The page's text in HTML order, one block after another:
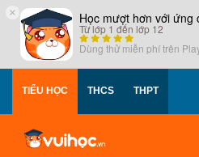
× Học mượt hơn với ứng
Từ lớp 1 đến lớp 12
Dùng thử miễn phí trên
TIỂU HỌC THCS THPT